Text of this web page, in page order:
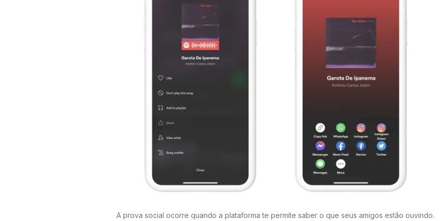
A prova social ocorre quando a plataforma te permite saber o que seus amigos estão ouvindo.